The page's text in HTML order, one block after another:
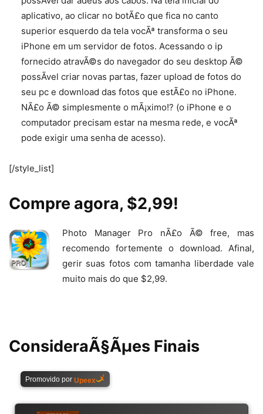
aplicativo, ao clicar no botÃ£o que fica no canto
superior esquerdo da tela vocÃª transforma o seu
iPhone em um servidor de fotos. Acessando o ip
fornecido atravÃ©s do navegador do seu desktop Ã©
possÃ­vel criar novas partas, fazer upload de fotos do
seu pc e download das fotos que estÃ£o no iPhone.
NÃ£o Ã© simplesmente o mÃ¡ximo!? (o iPhone e o
computador precisam estar na mesma rede, e vocÃª
pode exigir uma senha de acesso).
[/style_list]
Compre agora, $2,99!
Photo Manager Pro nÃ£o Ã© free, mas
recomendo fortemente o download. Afinal,
gerir suas fotos com tamanha liberdade vale
muito mais do que $2,99.
ConsideraÃ§Ãµes Finais